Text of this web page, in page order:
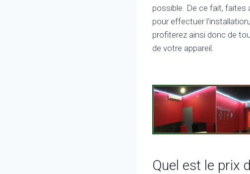
possible. De ce fait, faites
pour effectuer
profiterez ainsi donc de
de votre appareil.
Quel est le prix